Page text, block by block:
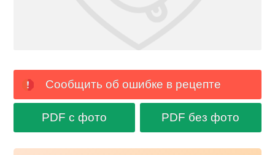
Сообщить об ошибке в рецепте
PDF с фото PDF без фото